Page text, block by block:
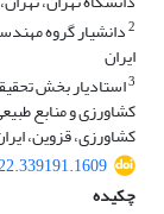
2دانشیار گروه
ایران
3استادیار بخش
کشاورزی و منابع
کشاورزی، قزوین،
چکیده